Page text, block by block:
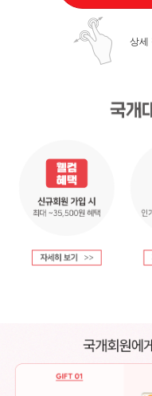
상세